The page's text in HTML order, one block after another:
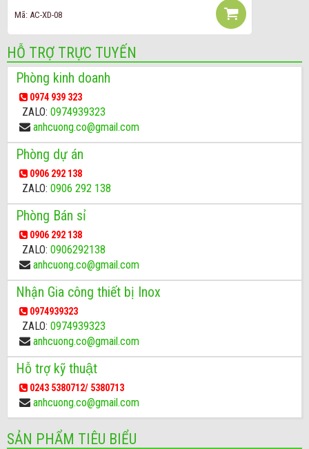
Mã: AC-XD-08
HỖ TRỢ TRỰC TUYẾN
Phòng kinh doanh
0974 939 323
ZALO: 0974939323
anhcuong.co@gmail.com
Phòng dự án
0906 292 138
ZALO: 0906 292 138
Phòng Bán sỉ
0906 292 138
ZALO: 0906292138
anhcuong.co@gmail.com
Nhận Gia công thiết bị Inox
0974939323
ZALO: 0974939323
anhcuong.co@gmail.com
Hỗ trợ kỹ thuật
0243 5380712/ 5380713
anhcuong.co@gmail.com
SẢN PHẨM TIÊU BIỂU